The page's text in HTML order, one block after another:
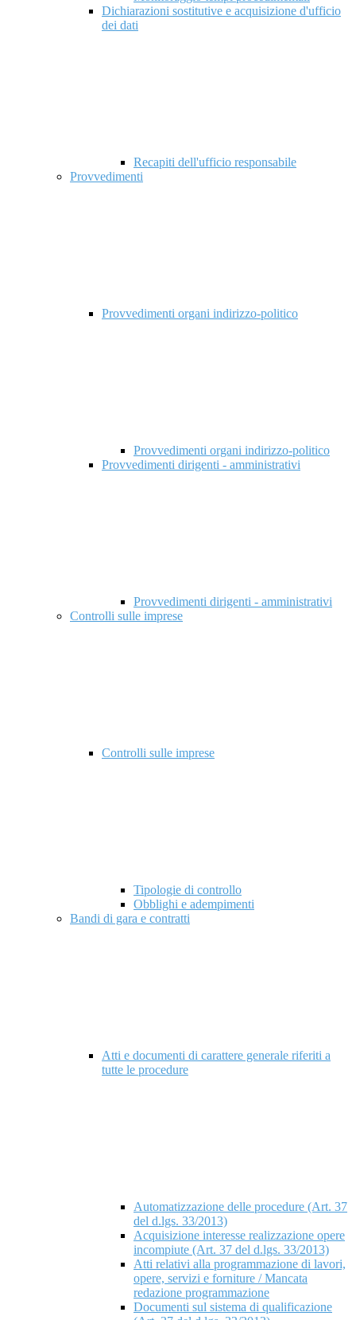
Dichiarazioni sostitutive e acquisizione d'ufficio
dei dati
Recapiti dell'ufficio responsabile
Provvedimenti
Provvedimenti organi indirizzo-politico
Provvedimenti organi indirizzo-politico
Provvedimenti dirigenti - amministrativi
Provvedimenti dirigenti - amministrativi
Controlli sulle imprese
Controlli sulle imprese
Tipologie di controllo
Obblighi e adempimenti
Bandi di gara e contratti
Atti e documenti di carattere generale riferiti a
tutte le procedure
Automatizzazione delle procedure (Art. 37
del d.lgs. 33/2013)
Acquisizione interesse realizzazione opere
incompiute (Art. 37 del d.lgs. 33/2013)
Atti relativi alla programmazione di lavori,
opere, servizi e forniture / Mancata
redazione programmazione
Documenti sul sistema di qualificazione